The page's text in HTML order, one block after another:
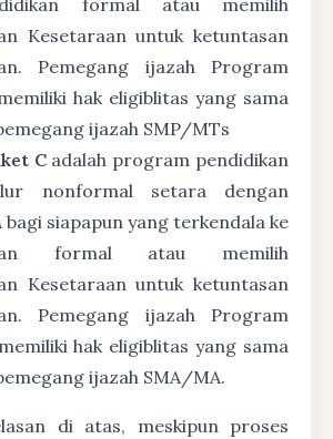
formal atau memilih
Kesetaraan untuk ketuntasan
Pemegang ijazah Program
hak eligiblitas yang sama
ijazah SMP/MTs
Cadalah program pendidikan
nonformal setara dengan
bagi siapapun yang terkendala ke
formal atau memilih
Kesetaraan untuk ketuntasan
Pemegang ijazah Program
hak eligiblitas yang sama
ijazah SMA/MA.
di atas, meskipun proses